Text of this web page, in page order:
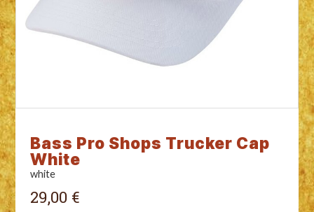
Bass Pro Shops Trucker Cap
White
white
29,00 €